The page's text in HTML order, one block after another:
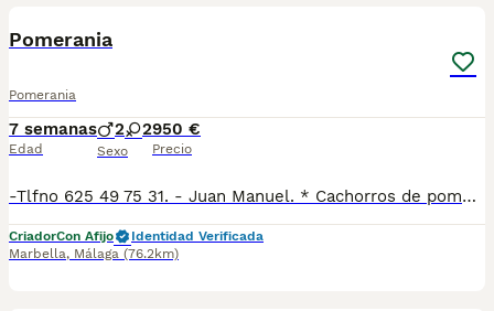
Pomerania
Pomerania
7 semanas
Edad
2 2
Sexo
950 €
Precio
-Tlfno 625 49 75 31. - Juan Manuel. * Cachorros de pomerania super pequeños de colores exóticos. * Nuestros cachorros se entregan vacunados y desparasitados con cartilla veterinaria. * Se crían en ambiente familiar y sociabilizados con niños y con otros perros.
CriadorCon Afijo
Identidad Verificada
Marbella, Málaga (76.2km)